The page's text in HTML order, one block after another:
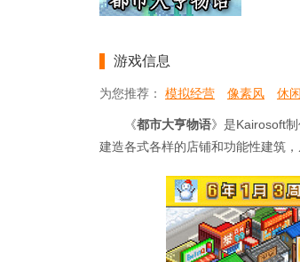
游戏信息
为您推荐： 模拟经营 像素风 休
《都市大亨物语》是Kairosoft
建造各式各样的店铺和功能性建筑